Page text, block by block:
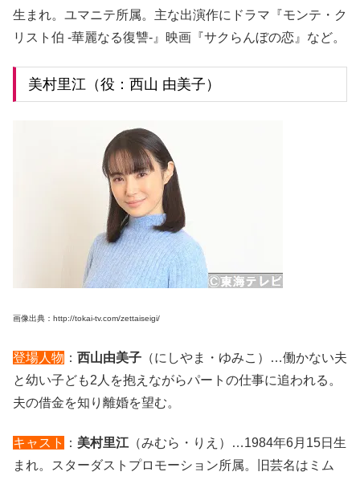
生まれ。ユマニテ所属。主な出演作にドラマ『モンテ・ク
リスト伯 -華麗なる復讐-』映画『サクらんぼの恋』など。
美村里江（役：西山 由美子）
画像出典：http://tokai-tv.com/zettaiseigi/
登場人物 ： 西山由美子 （にしやま・ゆみこ）…働かない夫
と幼い子ども2人を抱えながらパートの仕事に追われる。
夫の借金を知り離婚を望む。
キャスト ： 美村里江 （みむら・りえ）…1984年6月15日生
まれ。スターダストプロモーション所属。旧芸名はミム